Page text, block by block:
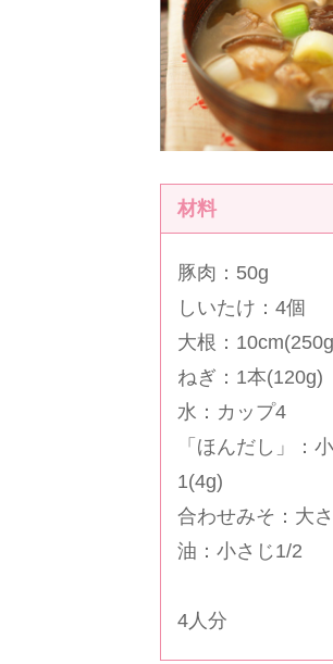
材料
豚肉：50g
しいたけ：4個
大根：
ねぎ：1本(120g)
水：カップ4
「 ほんだし 」：
1(4g)
合わせみそ：大
油：小さじ1/2
4人分